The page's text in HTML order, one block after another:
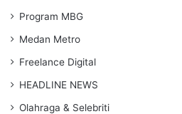
Program MBG
Medan Metro
Freelance Digital
HEADLINE NEWS
Olahraga & Selebriti